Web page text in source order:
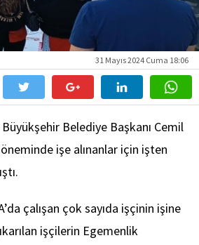
31 Mayıs 2024 Cuma 18:06
Belediye Başkanı Cemil
işe alınanlar için işten
çalışan çok sayıda işçinin işine
işçilerin Egemenlik